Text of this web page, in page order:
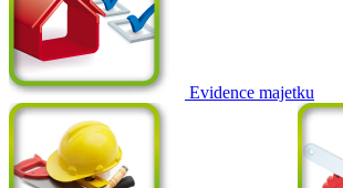
Evidence majetku